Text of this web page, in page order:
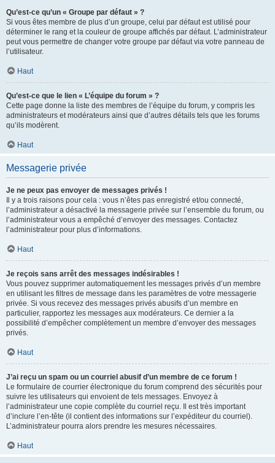
Qu’est-ce qu’un « Groupe par défaut » ?
Si vous êtes membre de plus d’un groupe, celui par défaut est utilisé pour
déterminer le rang et la couleur de groupe affichés par défaut. L’administrateur
peut vous permettre de changer votre groupe par défaut via votre panneau de
l’utilisateur.
Haut
Qu’est-ce que le lien « L’équipe du forum » ?
Cette page donne la liste des membres de l’équipe du forum, y compris les
administrateurs et modérateurs ainsi que d’autres détails tels que les forums
qu’ils modèrent.
Haut
Messagerie privée
Je ne peux pas envoyer de messages privés !
Il y a trois raisons pour cela : vous n’êtes pas enregistré et/ou connecté,
l’administrateur a désactivé la messagerie privée sur l’ensemble du forum, ou
l’administrateur vous a empêché d’envoyer des messages. Contactez
l’administrateur pour plus d’informations.
Haut
Je reçois sans arrêt des messages indésirables !
Vous pouvez supprimer automatiquement les messages privés d’un membre
en utilisant les filtres de message dans les paramètres de votre messagerie
privée. Si vous recevez des messages privés abusifs d’un membre en
particulier, rapportez les messages aux modérateurs. Ce dernier a la
possibilité d’empêcher complètement un membre d’envoyer des messages
privés.
Haut
J’ai reçu un spam ou un courriel abusif d’un membre de ce forum !
Le formulaire de courrier électronique du forum comprend des sécurités pour
suivre les utilisateurs qui envoient de tels messages. Envoyez à
l’administrateur une copie complète du courriel reçu. Il est très important
d’inclure l’en-tête (il contient des informations sur l’expéditeur du courriel).
L’administrateur pourra alors prendre les mesures nécessaires.
Haut